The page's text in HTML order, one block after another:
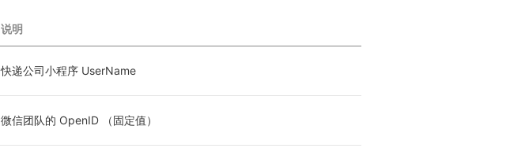
说明
快递公司小程序 UserName
微信团队的 OpenID （固定值）